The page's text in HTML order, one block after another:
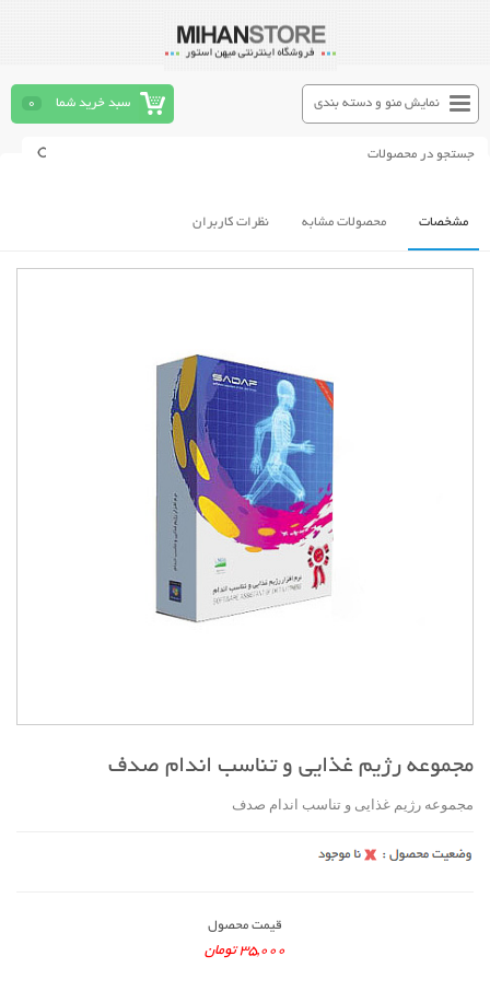
سبد خرید شما 0 نمایش منو و دسته بندی
مشخصات محصولات مشابه نظرات کاربران
مجموعه رژیم غذایی و تناسب اندام صدف
مجموعه رژیم غذایی و تناسب اندام صدف
قیمت محصول
35,000 تومان